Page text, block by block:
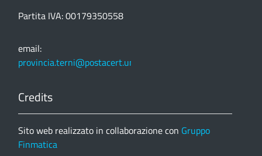
Partita IVA: 00179350558
email:
provincia.terni@postacert.umbria.it
Credits
Sito web realizzato in collaborazione con Gruppo
Finmatica